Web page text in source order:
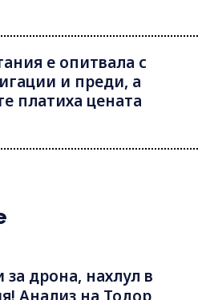
е опитвала с
и преди, а
платиха цената
за дрона, нахлул в
Анализ на Тодор